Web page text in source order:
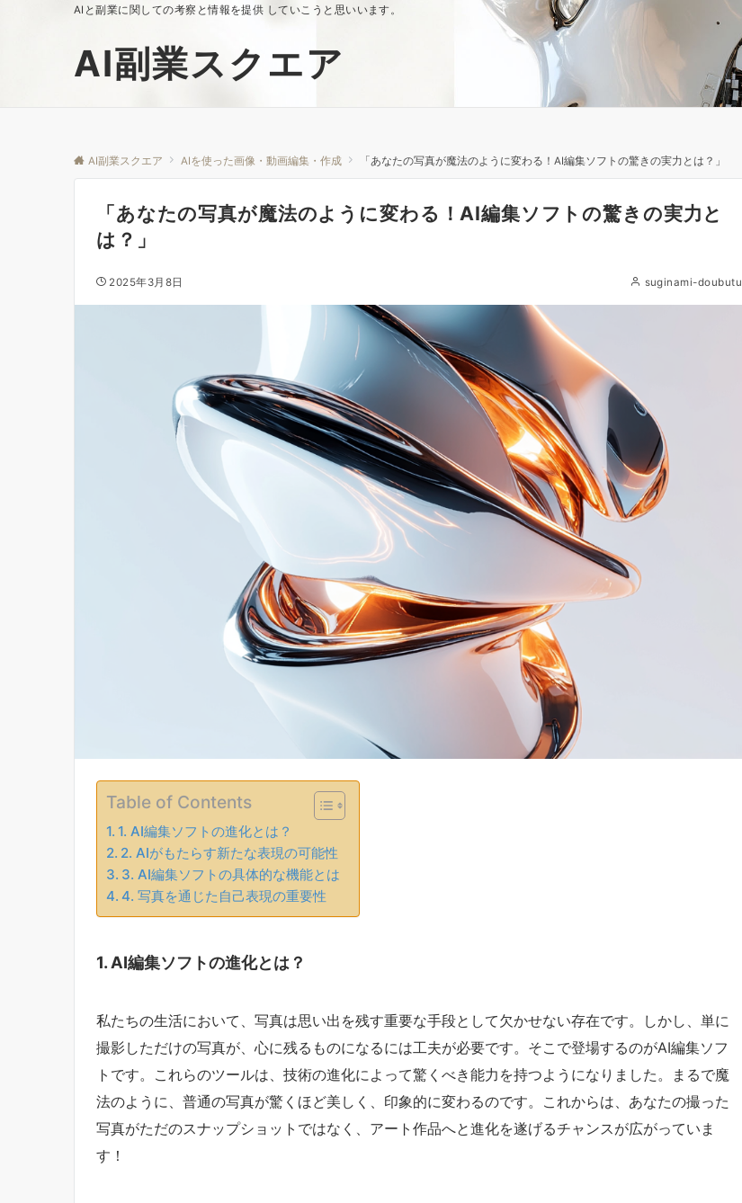
AIと副業に関しての考察と情報を提供 していこうと思いいます。
AI副業スクエア
AI副業スクエア AIを使った画像・動画編集・作成 「あなたの写真が魔法のように変わる！AI編集ソフトの驚きの実力とは？」
「あなたの写真が魔法のように変わる！AI編集ソフトの驚きの実力と
は？」
2025年3月8日 suginami-doubutu
Table of Contents
1. AI編集ソフトの進化とは？
2. AIがもたらす新たな表現の可能性
3. AI編集ソフトの具体的な機能とは
4. 写真を通じた自己表現の重要性
1. AI編集ソフトの進化とは？
私たちの生活において、写真は思い出を残す重要な手段として欠かせない存在です。しかし、単に
撮影しただけの写真が、心に残るものになるには工夫が必要です。そこで登場するのがAI編集ソフ
トです。これらのツールは、技術の進化によって驚くべき能力を持つようになりました。まるで魔
法のように、普通の写真が驚くほど美しく、印象的に変わるのです。これからは、あなたの撮った
写真がただのスナップショットではなく、アート作品へと進化を遂げるチャンスが広がっていま
す！